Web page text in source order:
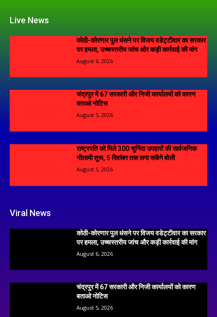
Live News
कोठी-कोरणार पुल धंसने पर विजय वडेट्टीवार का सरकार
पर हमला, उच्चस्तरीय जांच और कड़ी कार्रवाई की मांग
August 6, 2026
चंद्रपुर में 67 सरकारी और निजी कार्यालयों को कारण
बताओ नोटिस
August 5, 2026
राष्ट्रपति को मिले 300 चुनिंदा उपहारों की सार्वजनिक
नीलामी शुरू, 5 सितंबर तक लगा सकेंगे बोली
August 5, 2026
Viral News
कोठी-कोरणार पुल धंसने पर विजय वडेट्टीवार का सरकार
पर हमला, उच्चस्तरीय जांच और कड़ी कार्रवाई की मांग
August 6, 2026
चंद्रपुर में 67 सरकारी और निजी कार्यालयों को कारण
बताओ नोटिस
August 5, 2026